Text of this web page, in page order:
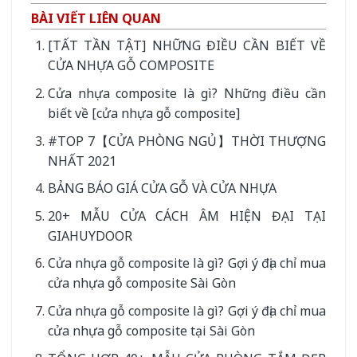
BÀI VIẾT LIÊN QUAN
[TẤT TẦN TẬT] NHỮNG ĐIỀU CẦN BIẾT VỀ
CỬA NHỰA GỖ COMPOSITE
Cửa nhựa composite là gì? Những điều cần
biết về [cửa nhựa gỗ composite]
#TOP 7【CỬA PHÒNG NGỦ】THỜI THƯỢNG
NHẤT 2021
BẢNG BÁO GIÁ CỬA GỖ VÀ CỬA NHỰA
20+ MẪU CỬA CÁCH ÂM HIỆN ĐẠI TẠI
GIAHUYDOOR
Cửa nhựa gỗ composite là gì? Gợi ý địa chỉ mua
cửa nhựa gỗ composite Sài Gòn
Cửa nhựa gỗ composite là gì? Gợi ý địa chỉ mua
cửa nhựa gỗ composite tại Sài Gòn